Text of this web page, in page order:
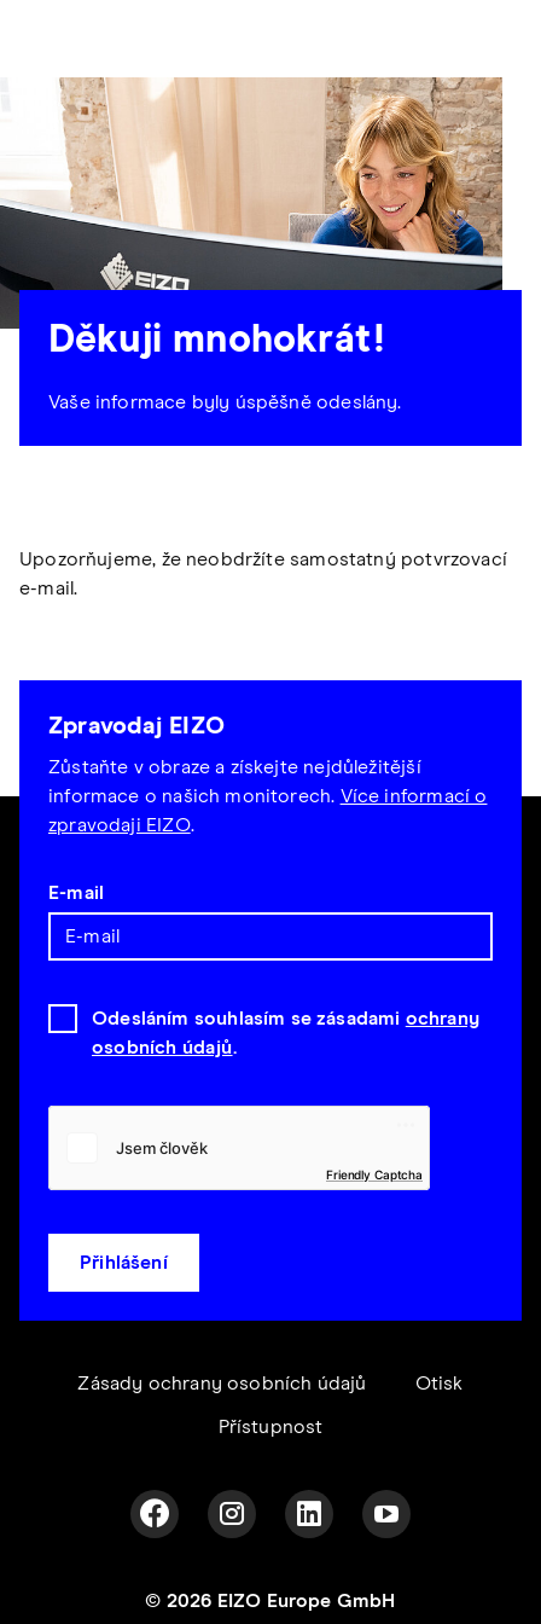
Děkuji mnohokrát!
Vaše informace byly úspěšně odeslány.
Upozorňujeme, že neobdržíte samostatný potvrzovací
e-mail.
Zpravodaj EIZO
Zůstaňte v obraze a získejte nejdůležitější
informace o našich monitorech. Více informací o
zpravodaji EIZO.
E-mail
Odesláním souhlasím se zásadami ochrany
osobních údajů.
Friendly Captcha
Přihlášení
Zásady ochrany osobních údajů Otisk
Přístupnost
© 2026 EIZO Europe GmbH